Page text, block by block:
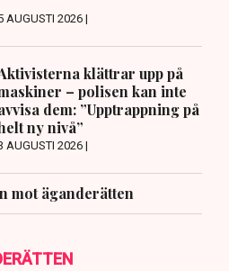
AUGUSTI 2026 |
klättrar upp på
– polisen kan inte
dem: ”Upptrappning på
ny nivå”
AUGUSTI 2026 |
mot äganderätten